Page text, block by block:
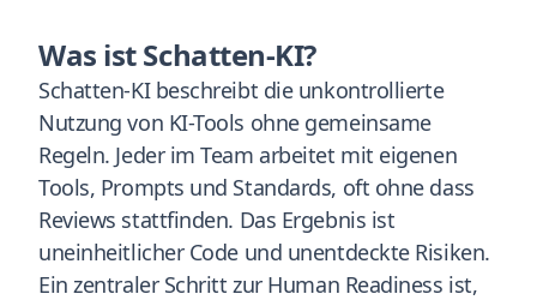
Was ist Schatten-KI?
Schatten-KI beschreibt die unkontrollierte
Nutzung von KI-Tools ohne gemeinsame
Regeln. Jeder im Team arbeitet mit eigenen
Tools, Prompts und Standards, oft ohne dass
Reviews stattfinden. Das Ergebnis ist
uneinheitlicher Code und unentdeckte Risiken.
Ein zentraler Schritt zur Human Readiness ist,